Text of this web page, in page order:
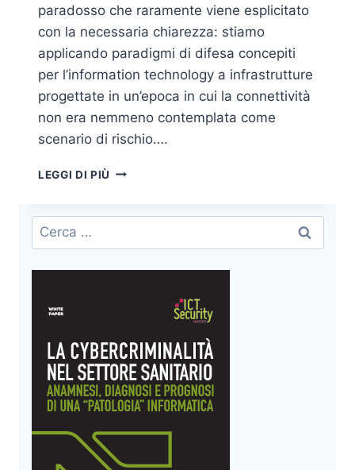
paradosso che raramente viene esplicitato
con la necessaria chiarezza: stiamo
applicando paradigmi di difesa concepiti
per l’information technology a infrastrutture
progettate in un’epoca in cui la connettività
non era nemmeno contemplata come
scenario di rischio….
LEGGI DI PIÙ SICUREZZA
ICS
DEGLI
SISTEMI
LEGACY
Ricerca
per: